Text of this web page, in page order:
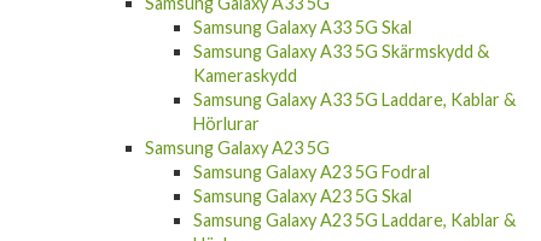
Samsung Galaxy A53 5G Skärmskydd &
Kameraskydd
Samsung Galaxy A53 5G Laddare, Kablar &
Hörlurar
Samsung Galaxy A33 5G
Samsung Galaxy A33 5G Skal
Samsung Galaxy A33 5G Skärmskydd &
Kameraskydd
Samsung Galaxy A33 5G Laddare, Kablar &
Hörlurar